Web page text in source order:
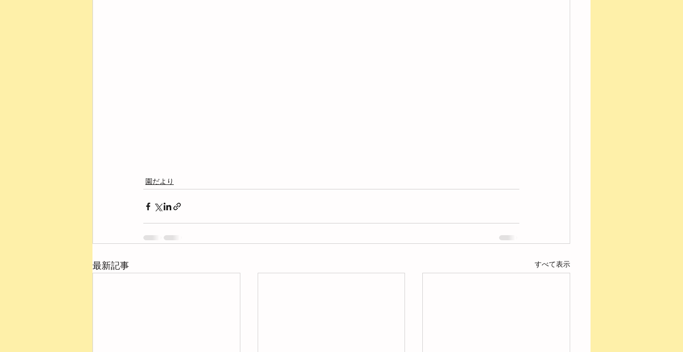
園だより
最新記事 すべて表示